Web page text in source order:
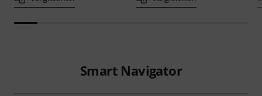
Smart Navigator